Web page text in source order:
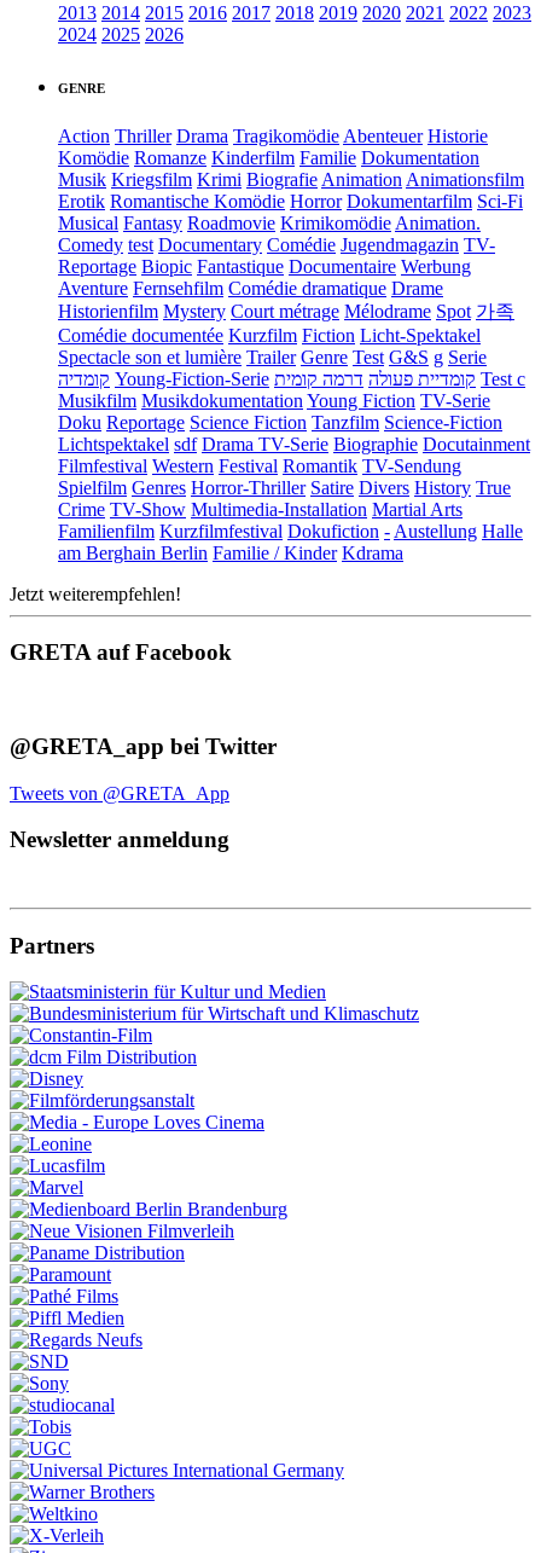
2013 2014 2015 2016 2017 2018 2019 2020 2021 2022 2023
2024 2025 2026
GENRE
Action Thriller Drama Tragikomödie Abenteuer Historie
Komödie Romanze Kinderfilm Familie Dokumentation
Musik Kriegsfilm Krimi Biografie Animation Animationsfilm
Erotik Romantische Komödie Horror Dokumentarfilm Sci-Fi
Musical Fantasy Roadmovie Krimikomödie Animation.
Comedy test Documentary Comédie Jugendmagazin TV-
Reportage Biopic Fantastique Documentaire Werbung
Aventure Fernsehfilm Comédie dramatique Drame
Historienfilm Mystery Court métrage Mélodrame Spot 가족
Comédie documentée Kurzfilm Fiction Licht-Spektakel
Spectacle son et lumière Trailer Genre Test G&S g Serie
קומדיה Young-Fiction-Serie קומדיית פעולה דרמה קומית
Test c
Musikfilm Musikdokumentation Young Fiction TV-Serie
Doku Reportage Science Fiction Tanzfilm Science-Fiction
Lichtspektakel sdf Drama TV-Serie Biographie Docutainment
Filmfestival Western Festival Romantik TV-Sendung
Spielfilm Genres Horror-Thriller Satire Divers History True
Crime TV-Show Multimedia-Installation Martial Arts
Familienfilm Kurzfilmfestival Dokufiction - Austellung Halle
am Berghain Berlin Familie / Kinder Kdrama
Jetzt weiterempfehlen!
GRETA auf Facebook
@GRETA_app bei Twitter
Tweets von @GRETA_App
Newsletter anmeldung
Partners